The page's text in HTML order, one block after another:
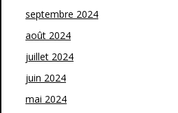
septembre 2024
août 2024
juillet 2024
juin 2024
mai 2024